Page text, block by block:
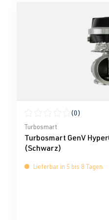
Durchschnittliche
(0)
Turbosmart
Turbosmart GenV
(Schwarz)
Lieferbar in 5 bis 8 Tagen